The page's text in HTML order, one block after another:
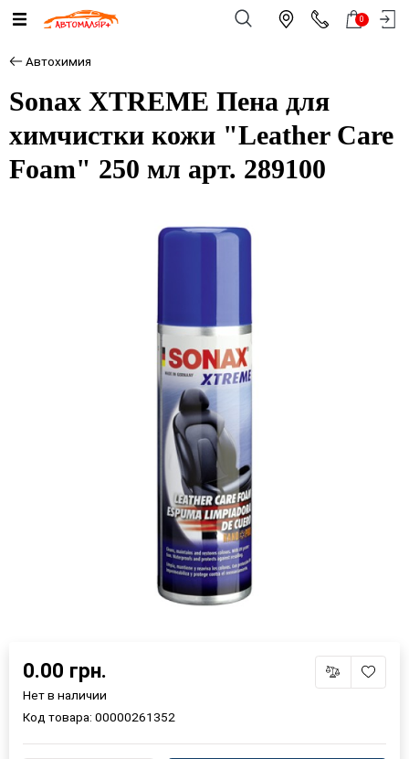
0
Автохимия
Sonax XTREME Пена для
химчистки кожи "Leather Care
Foam" 250 мл арт. 289100
0.00 грн.
Нет в наличии
Код товара: 00000261352